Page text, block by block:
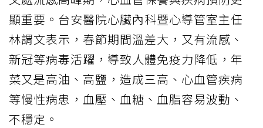
顯重要。台安醫院心臟內科暨心導管室主任
林謂文表示，春節期間溫差大，又有流感、
新冠等病毒活躍，導致人體免疫力降低，年
菜又是高油、高鹽，造成三高 、 心血管疾病
等慢性病患，血壓、血糖、血脂容易波動、
不穩定。